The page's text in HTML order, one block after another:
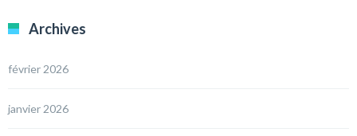
Archives
février 2026
janvier 2026